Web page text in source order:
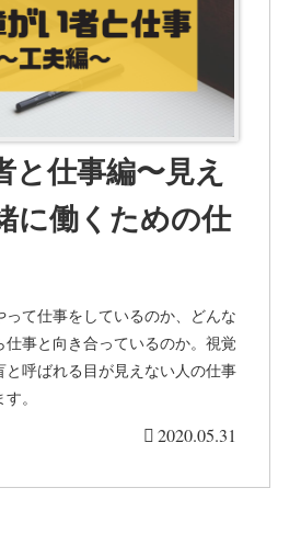
と仕事編〜見え
に働くための仕
って仕事をしているのか、どんな
仕事と向き合っているのか。視覚
と呼ばれる目が見えない人の仕事
。
2020.05.31